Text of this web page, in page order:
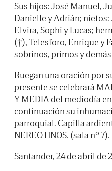
Sus hijos: José Manuel,
Danielle y Adrián;
Elvira, Sophi y Lucas;
(†), Telesforo, Enrique y
sobrinos, primos y
Ruegan una oración por
presente se celebrará
Y MEDIA del mediodía
continuación su
parroquial. Capilla
NEREO HNOS. (sala nº
Santander, 24 de abril de